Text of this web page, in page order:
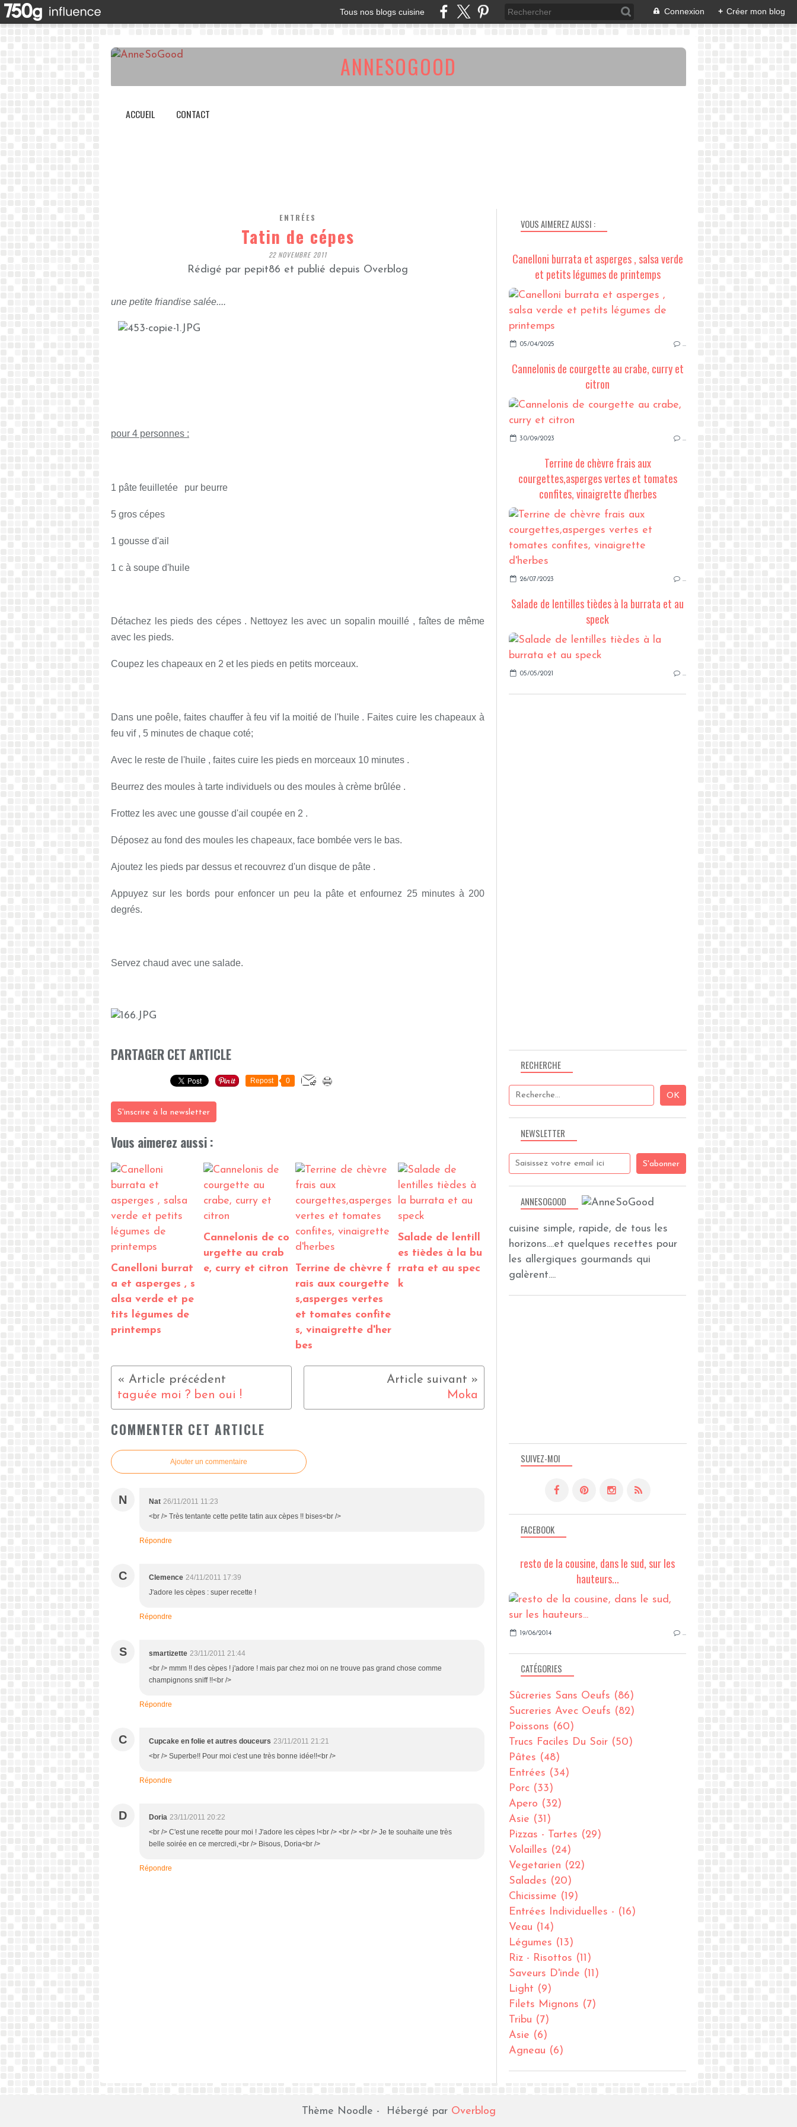
Tous nos blogs cuisine Connexion + Créer mon blog
ANNESOGOOD
ACCUEIL CONTACT
ENTRÉES
Tatin de cépes
22 NOVEMBRE 2011
Rédigé par pepit86 et publié depuis Overblog
une petite friandise salée....
pour 4 personnes :
1 pâte feuilletée pur beurre
5 gros cépes
1 gousse d'ail
1 c à soupe d'huile
Détachez les pieds des cépes . Nettoyez les avec un sopalin mouillé , faîtes de même
avec les pieds.
Coupez les chapeaux en 2 et les pieds en petits morceaux.
Dans une poêle, faites chauffer à feu vif la moitié de l'huile . Faites cuire les chapeaux à
feu vif , 5 minutes de chaque coté;
Avec le reste de l'huile , faites cuire les pieds en morceaux 10 minutes .
Beurrez des moules à tarte individuels ou des moules à crème brûlée .
Frottez les avec une gousse d'ail coupée en 2 .
Déposez au fond des moules les chapeaux, face bombée vers le bas.
Ajoutez les pieds par dessus et recouvrez d'un disque de pâte .
Appuyez sur les bords pour enfoncer un peu la pâte et enfournez 25 minutes à 200
degrés.
Servez chaud avec une salade.
PARTAGER CET ARTICLE
Repost 0
S'inscrire à la newsletter
Vous aimerez aussi :
Canelloni burrat
a et asperges , s
alsa verde et pe
tits légumes de
printemps
Cannelonis de co
urgette au crab
e, curry et citron
Terrine de chèvre f
rais aux courgette
s,asperges vertes
et tomates confite
s, vinaigrette d'her
bes
Salade de lentill
es tièdes à la bu
rrata et au spec
k
taguée moi ? ben oui ! Moka
COMMENTER CET ARTICLE
Ajouter un commentaire
N Nat 26/11/2011 11:23
<br /> Très tentante cette petite tatin aux cèpes !! bises<br />
Répondre
C Clemence 24/11/2011 17:39
J'adore les cèpes : super recette !
Répondre
S smartizette 23/11/2011 21:44
<br /> mmm !! des cèpes ! j'adore ! mais par chez moi on ne trouve pas grand chose comme
champignons sniff !!<br />
Répondre
C Cupcake en folie et autres douceurs 23/11/2011 21:21
<br /> Superbe!! Pour moi c'est une très bonne idée!!<br />
Répondre
D Doria 23/11/2011 20:22
<br /> C'est une recette pour moi ! J'adore les cèpes !<br /> <br /> <br /> Je te souhaite une très
belle soirée en ce mercredi,<br /> Bisous, Doria<br />
Répondre
NEWSLETTER
SUIVEZ-MOI
RECHERCHE
ANNESOGOOD
cuisine simple, rapide, de tous les
horizons....et quelques recettes pour
les allergiques gourmands qui
galèrent....
VOUS AIMEREZ AUSSI :
Canelloni burrata et asperges , salsa verde
et petits légumes de printemps
05/04/2025 …
Cannelonis de courgette au crabe, curry et
citron
30/09/2023 …
Terrine de chèvre frais aux
courgettes,asperges vertes et tomates
confites, vinaigrette d'herbes
26/07/2023 …
Salade de lentilles tièdes à la burrata et au
speck
05/05/2021 …
FACEBOOK
resto de la cousine, dans le sud, sur les
hauteurs...
19/06/2014 …
CATÉGORIES
Sûcreries Sans Oeufs (86)
Sucreries Avec Oeufs (82)
Poissons (60)
Trucs Faciles Du Soir (50)
Pâtes (48)
Entrées (34)
Porc (33)
Apero (32)
Asie (31)
Pizzas - Tartes (29)
Volailles (24)
Vegetarien (22)
Salades (20)
Chicissime (19)
Entrées Individuelles - (16)
Veau (14)
Légumes (13)
Riz - Risottos (11)
Saveurs D'inde (11)
Light (9)
Filets Mignons (7)
Tribu (7)
Asie (6)
Agneau (6)
Thème Noodle - Hébergé par Overblog